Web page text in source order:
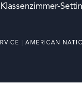
| AMERICAN